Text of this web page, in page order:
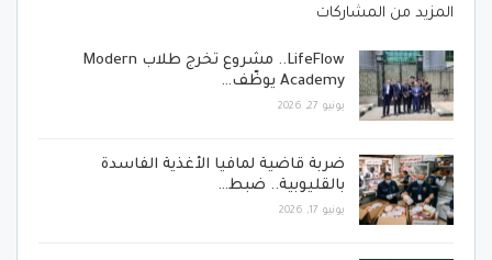
المزيد من المشاركات
LifeFlow.. مشروع تخرج طلاب Modern
Academy يوظّف…
يونيو 27, 2026
ضربة قاضية لمافيا الأغذية الفاسدة
بالقليوبية.. ضبط…
يونيو 17, 2026